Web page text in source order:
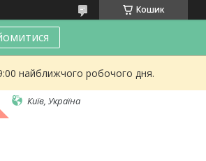
Кошик
найближчого робочого дня.
Київ, Україна